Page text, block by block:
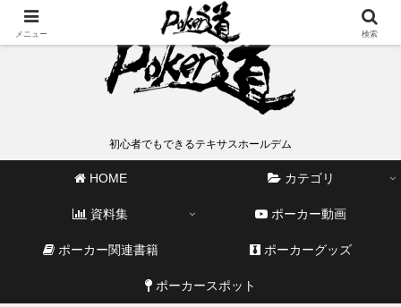
初心者でもできるテキサスホールデム
HOME カテゴリ
資料集 ポーカー動画
ポーカー関連書籍 ポーカーグッズ
ポーカースポット
メニュー 検索